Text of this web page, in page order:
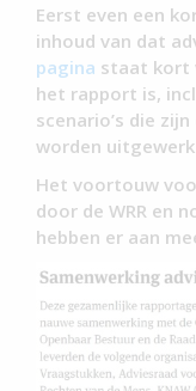
Eerst even een
inhoud van dat
pagina staat kort
het rapport is,
scenario’s die
worden
Het voortouw
door de WRR en
hebben er aan